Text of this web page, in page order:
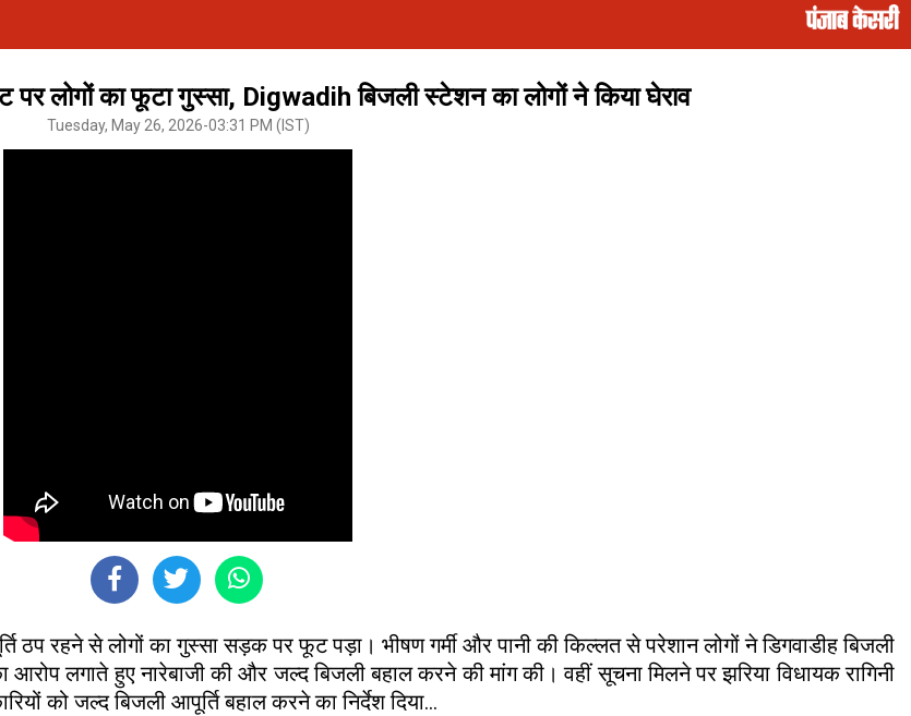
लोगों का फूटा गुस्सा, Digwadih बिजली स्टेशन का लोगों ने किया घेराव
Tuesday, May 26, 2026-03:31 PM (IST)
ठप रहने से लोगों का गुस्सा सड़क पर फूट पड़ा। भीषण गर्मी और पानी की किल्लत से परेशान लोगों ने डिगवाडीह बिजली
आरोप लगाते हुए नारेबाजी की और जल्द बिजली बहाल करने की मांग की। वहीं सूचना मिलने पर झरिया विधायक रागिनी
को जल्द बिजली आपूर्ति बहाल करने का निर्देश दिया...